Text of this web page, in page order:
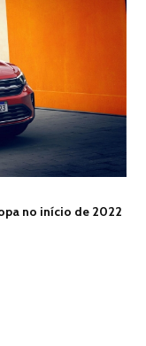
no início de 2022